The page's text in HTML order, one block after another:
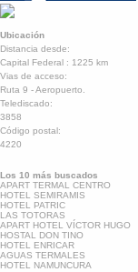
Ubicación
Distancia desde:
Capital Federal : 1225 km
Vias de acceso:
Ruta 9 - Aeropuerto.
Telediscado:
3858
Código postal:
4220
Los 10 más buscados
APART TERMAL CENTRO
HOTEL SEMIRAMIS
HOTEL PATRIC
LAS TOTORAS
APART HOTEL VÍCTOR HUGO
HOSTAL DON TINO
HOTEL ENRICAR
AGUAS TERMALES
HOTEL NAMUNCURA